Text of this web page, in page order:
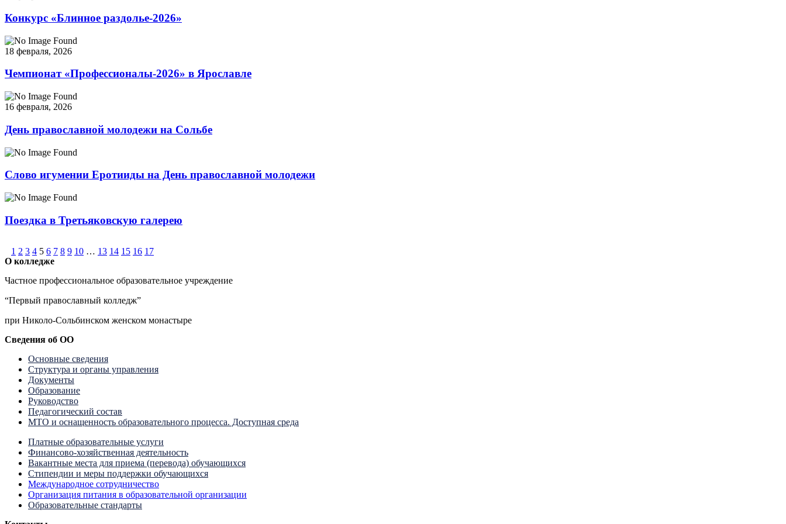
Конкурс «Блинное раздолье-2026»
18 февраля, 2026
Чемпионат «Профессионалы-2026» в Ярославле
16 февраля, 2026
День православной молодежи на Сольбе
Слово игумении Еротииды на День православной молодежи
Поездка в Третьяковскую галерею
1 2 3 4 5 6 7 8 9 10 … 13 14 15 16 17
О колледже
Частное профессиональное образовательное учреждение
“Первый православный колледж”
при Николо-Сольбинском женском монастыре
Сведения об ОО
Основные сведения
Структура и органы управления
Документы
Образование
Руководство
Педагогический состав
МТО и оснащенность образовательного процесса. Доступная среда
Платные образовательные услуги
Финансово-хозяйственная деятельность
Вакантные места для приема (перевода) обучающихся
Стипендии и меры поддержки обучающихся
Международное сотрудничество
Организация питания в образовательной организации
Образовательные стандарты